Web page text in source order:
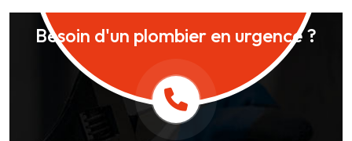
Besoin d'un plombier en urgence ?